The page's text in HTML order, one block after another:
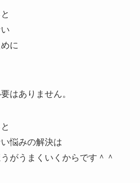
に
はありません。
悩みの解決は
がうまくいくからです＾＾